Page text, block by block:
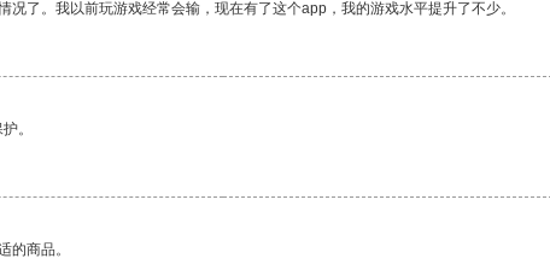
了。我以前玩游戏经常会输，现在有了这个app，我的游戏水平提升了不少。
。
的商品。